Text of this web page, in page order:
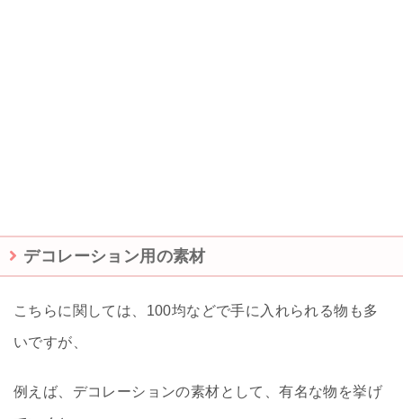
デコレーション用の素材
こちらに関しては、100均などで手に入れられる物も多
いですが、
例えば、デコレーションの素材として、有名な物を挙げ